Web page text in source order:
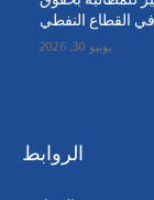
في القطاع النفطي
يونيو 30, 2026
الروابط